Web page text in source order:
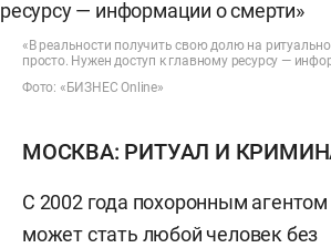
«В реальности получить свою долю на
просто. Нужен доступ к главному ресурсу —
Фото: «БИЗНЕС Online»
МОСКВА: РИТУАЛ И
С 2002 года похоронным
может стать любой человек без